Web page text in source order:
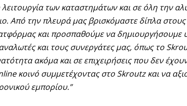
των καταστημάτων και σε όλη την
Από την πλευρά μας βρισκόμαστε δίπλα
και προσπαθούμε να δημιουργήσουμε
και τους συνεργάτες μας, όπως το
ακόμα και σε επιχειρήσεις που δεν
κοινό συμμετέχοντας στο Skroutz και να
εμπορίου.”